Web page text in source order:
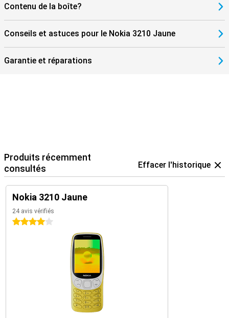
Contenu de la boîte?
Conseils et astuces pour le Nokia 3210 Jaune
Garantie et réparations
Produits récemment
consultés
Effacer l'historique
Nokia 3210 Jaune
24 avis vérifiés
4 étoiles